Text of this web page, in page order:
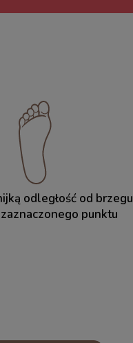
odległość od brzegu
punktu